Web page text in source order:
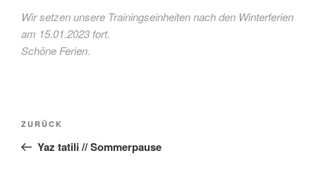
Wir setzen unsere Trainingseinheiten nach den Winterferien
am 15.01.2023 fort.
Schöne Ferien.
Beitragsnavigation
Vorheriger
Beitrag
ZURÜCK
Yaz tatili // Sommerpause